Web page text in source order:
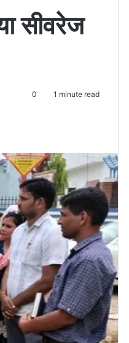
सीवरेज
0 1 minute read